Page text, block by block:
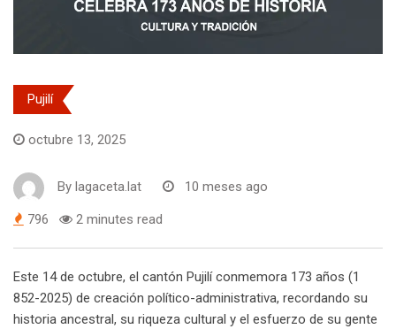
Pujilí
octubre 13, 2025
By lagaceta.lat 10 meses ago
796 2 minutes read
Este 14 de octubre, el cantón Pujilí conmemora 173 años (1
852-2025) de creación político-administrativa, recordando su
historia ancestral, su riqueza cultural y el esfuerzo de su gente